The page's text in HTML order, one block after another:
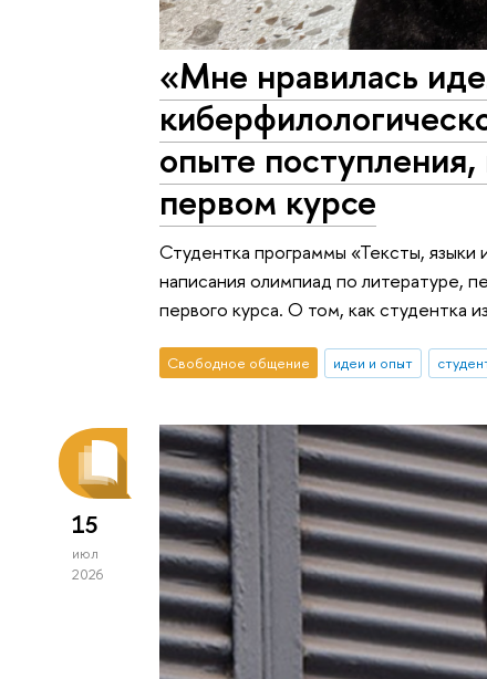
«Мне нравилась
опыте
первом курсе
Студентка программы «Тексты,
написания олимпиад по литературе,
первого курса. О том, как студентка
Свободное общение идеи и опыт
15
июл
2026